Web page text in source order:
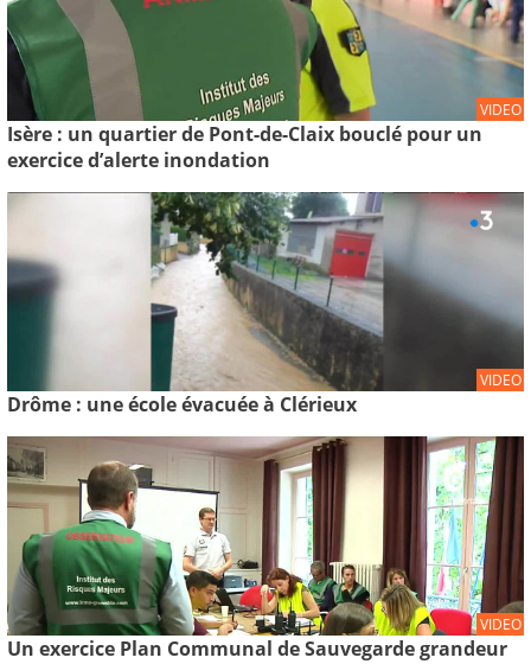
VIDEO
Isère : un quartier de Pont-de-Claix bouclé pour un
exercice d’alerte inondation
VIDEO
Drôme : une école évacuée à Clérieux
VIDEO
Un exercice Plan Communal de Sauvegarde grandeur